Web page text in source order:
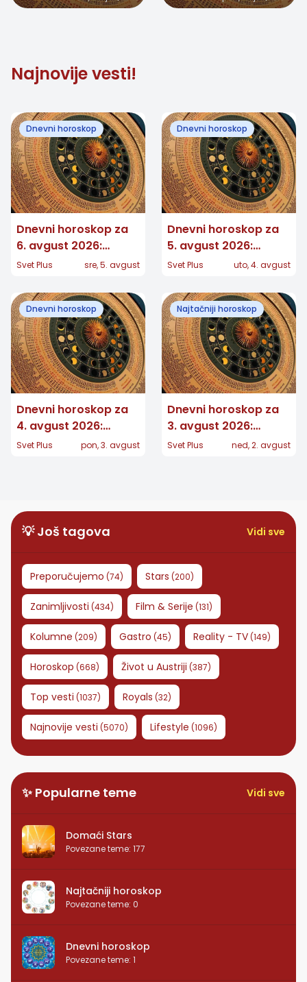
Najnovije vesti!
Dnevni horoskop
Dnevni horoskop za
6. avgust 2026:
Jedan znak donosi
stiže dugo očekivana
vest
Svet Plus sre, 5. avgust
Dnevni horoskop
Dnevni horoskop za
5. avgust 2026:
Jednom znaku stiže
čekao
Svet Plus uto, 4. avgust
Dnevni horoskop
Dnevni horoskop za
4. avgust 2026:
Strelčevima stiže
Svet Plus pon, 3. avgust
Najtačniji horoskop
Dnevni horoskop za
3. avgust 2026:
Lavovi privlače
Svet Plus ned, 2. avgust
💡 Još tagova Vidi sve
Preporučujemo (74) Stars (200)
Zanimljivosti (434) Film & Serije (131)
Kolumne (209) Gastro (45) Reality - TV(149)
Horoskop (668) Život u Austriji (387)
Top vesti (1037) Royals (32)
Najnovije vesti (5070) Lifestyle (1096)
✨ Popularne teme Vidi sve
Domaći Stars
Povezane teme: 177
Najtačniji horoskop
Povezane teme: 0
Dnevni horoskop
Povezane teme: 1